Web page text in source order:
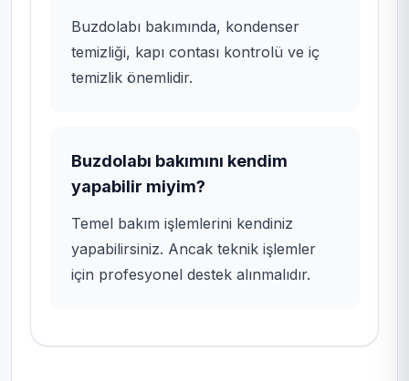
Buzdolabı bakımında, kondenser
temizliği, kapı contası kontrolü ve iç
temizlik önemlidir.
Buzdolabı bakımını kendim
yapabilir miyim?
Temel bakım işlemlerini kendiniz
yapabilirsiniz. Ancak teknik işlemler
için profesyonel destek alınmalıdır.